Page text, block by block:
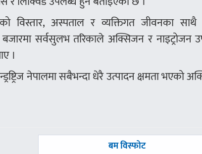
विस्तार, अस्पताल र व्यक्तिगत जीवनका
सर्वसुलभ तरिकाले अक्सिजन र नाइट्रोजन
।
नेपालमा सबैभन्दा धेरै उत्पादन क्षमता भएको
अघिल्लाे
बम विस्फोट